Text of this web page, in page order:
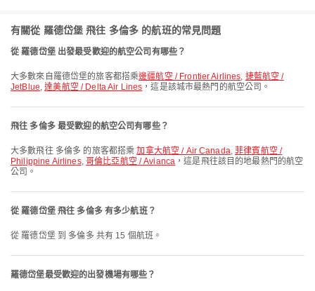
有關從 羅德岱堡 飛往 多倫多 的航班的常見問題
從 羅德岱堡 出發最受歡迎的航空公司有哪些？
大多數來自羅德岱堡的旅客都搭乘邊疆航空 / Frontier Airlines, 捷藍航空 /
JetBlue,達美航空 / Delta Air Lines ，這是該城市最熱門的航空公司。
飛往 多倫多 最受歡迎的航空公司有哪些？
大多數飛往 多倫多 的旅客都搭乘加拿大航空 / Air Canada,菲律賓航空 /
Philippine Airlines, 哥倫比亞航空 / Avianca ，這是飛往該目的地最熱門的航空
公司。
從 羅德岱堡 飛往 多倫多 有多少航班？
從 羅德岱堡 到 多倫多 共有 15 個航班。
羅德岱堡最受歡迎的出發機場有哪些？